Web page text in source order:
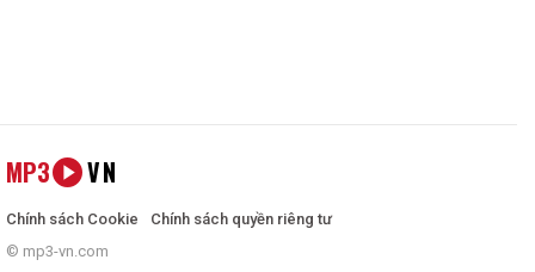
MP3 VN
Chính sách Cookie
Chính sách quyền riêng tư
© mp3-vn.com